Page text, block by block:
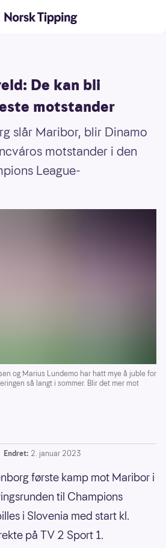
De kan bli
motstander
slår Maribor, blir Dinamo
motstander i den
League-
og Marius Lundemo har hatt mye å juble for
så langt i sommer. Blir det mer mot
Endret: 2. januar 2023
første kamp mot Maribor i
til Champions
i Slovenia med start kl.
på TV 2 Sport 1.